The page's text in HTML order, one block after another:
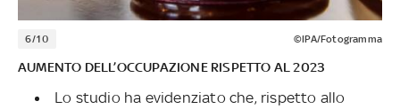
6/10 ©IPA/Fotogramma
AUMENTO DELL’OCCUPAZIONE RISPETTO AL 2023
Lo studio ha evidenziato che, rispetto allo